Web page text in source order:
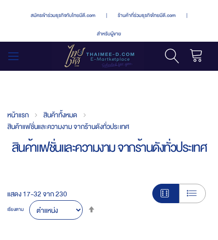
สมัครเข้าร่วมธุรกิจกับไทยมีดี.com | ร้านค้าที่ร่วมธุรกิจไทยมีดี.com |
สำหรับผู้ขาย
หน้าแรก
สินค้าทั้งหมด
สินค้าแฟชั่นและความงาม จากร้านดังทั่วประเทศ
สินค้าแฟชั่นและความงาม จากร้านดังทั่วประเทศ
แสดง17-32จาก230
เรียงตาม